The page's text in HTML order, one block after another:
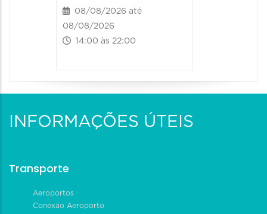
08/08/2026 até
08/08/2026
14:00 às 22:00
INFORMAÇÕES ÚTEIS
Transporte
Aeroportos
Conexão Aeroporto